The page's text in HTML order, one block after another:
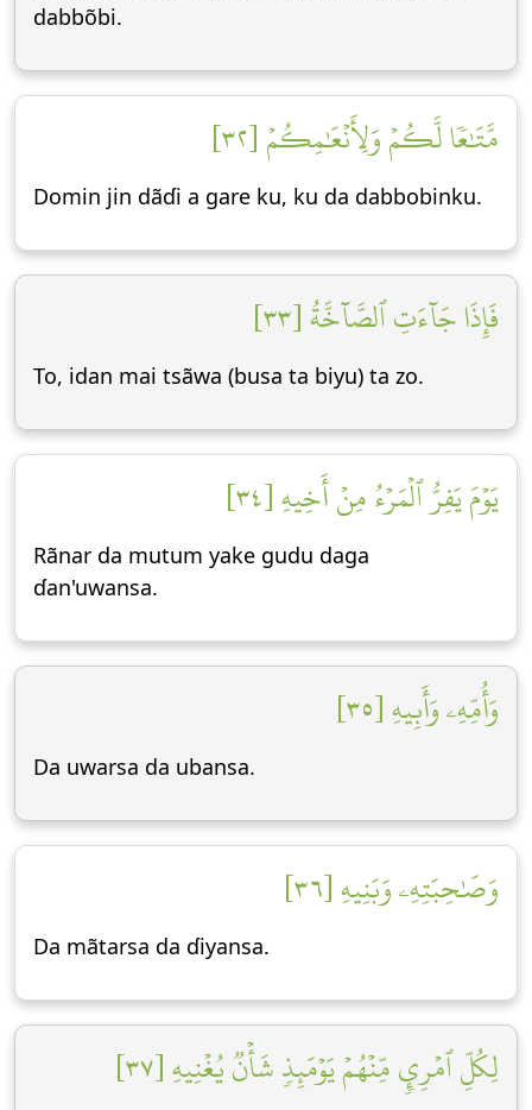
dabbõbi.
مَّتَٰعٗا لَّكُمۡ وَلِأَنۡعَٰمِكُمۡ [٣٢]
Domin jin dãɗi a gare ku, ku da dabbobinku.
فَإِذَا جَآءَتِ ٱلصَّآخَّةُ [٣٣]
To, idan mai tsãwa (busa ta biyu) ta zo.
يَوۡمَ يَفِرُّ ٱلۡمَرۡءُ مِنۡ أَخِيهِ [٣٤]
Rãnar da mutum yake gudu daga
ɗan'uwansa.
وَأُمِّهِۦ وَأَبِيهِ [٣٥]
Da uwarsa da ubansa.
وَصَٰحِبَتِهِۦ وَبَنِيهِ [٣٦]
Da mãtarsa da ɗiyansa.
لِكُلِّ ٱمۡرِيٕٖ مِّنۡهُمۡ يَوۡمَئِذٖ شَأۡنٞ يُغۡنِيهِ [٣٧]